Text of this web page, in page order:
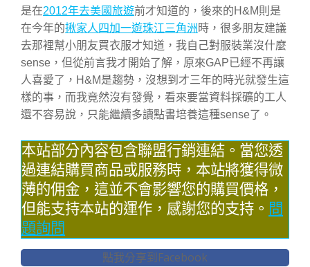
是在2012年去美國旅遊前才知道的，後來的H&M則是
在今年的揪家人四加一遊珠江三角洲 時，很多朋友建議
去那裡幫小朋友買衣服才知道，我自己對服裝業沒什麼
sense，但從前言我才開始了解，原來GAP已經不再讓
人喜愛了，H&M是趨勢，沒想到才三年的時光就發生這
樣的事，而我竟然沒有發覺，看來要當資料採礦的工人
還不容易說，只能繼續多讀點書培養這種sense了。
本站部分內容包含聯盟行銷連結。當您透
過連結購買商品或服務時，本站將獲得微
薄的佣金，這並不會影響您的購買價格，
但能支持本站的運作，感謝您的支持。 問
題詢問
點我分享到Facebook